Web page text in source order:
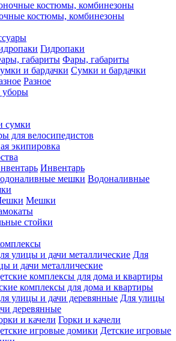
костюмы, комбинезоны
Гидропаки
Фары, габариты
Сумки и бардачки
Разное
уборы
сумки
для велосипедистов
экипировка
Инвентарь
Водоналивные
Мешки
стойки
Для
и дачи металлические
комплексы для дома и квартиры
Для улицы
деревянные
Горки и качели
Детские игровые